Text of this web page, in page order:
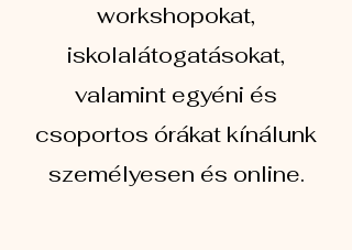
workshopokat,
iskolalátogatásokat,
valamint egyéni és
csoportos órákat kínálunk
személyesen és online.